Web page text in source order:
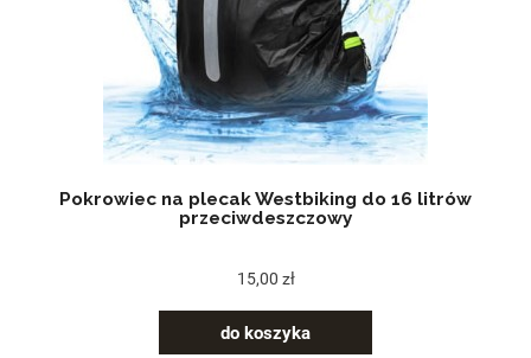
Pokrowiec na plecak Westbiking do 16 litrów
przeciwdeszczowy
15,00 zł
do koszyka